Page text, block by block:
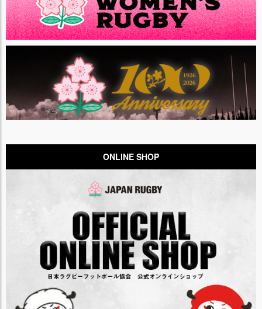
ONLINE SHOP